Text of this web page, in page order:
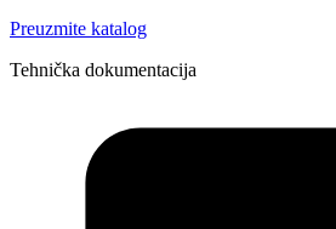
Preuzmite katalog
Tehnička dokumentacija